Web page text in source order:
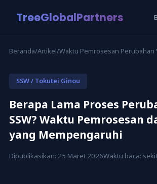
TreeGlobalPartners
Beranda/Artikel/Waktu Pemrosesan Perubahan
SSW / Tokutei Ginou
Berapa Lama Proses
SSW? Waktu Pemrosesan
yang Mempengaruhi
Dipublikasikan: 25 Maret 2026Waktu baca: